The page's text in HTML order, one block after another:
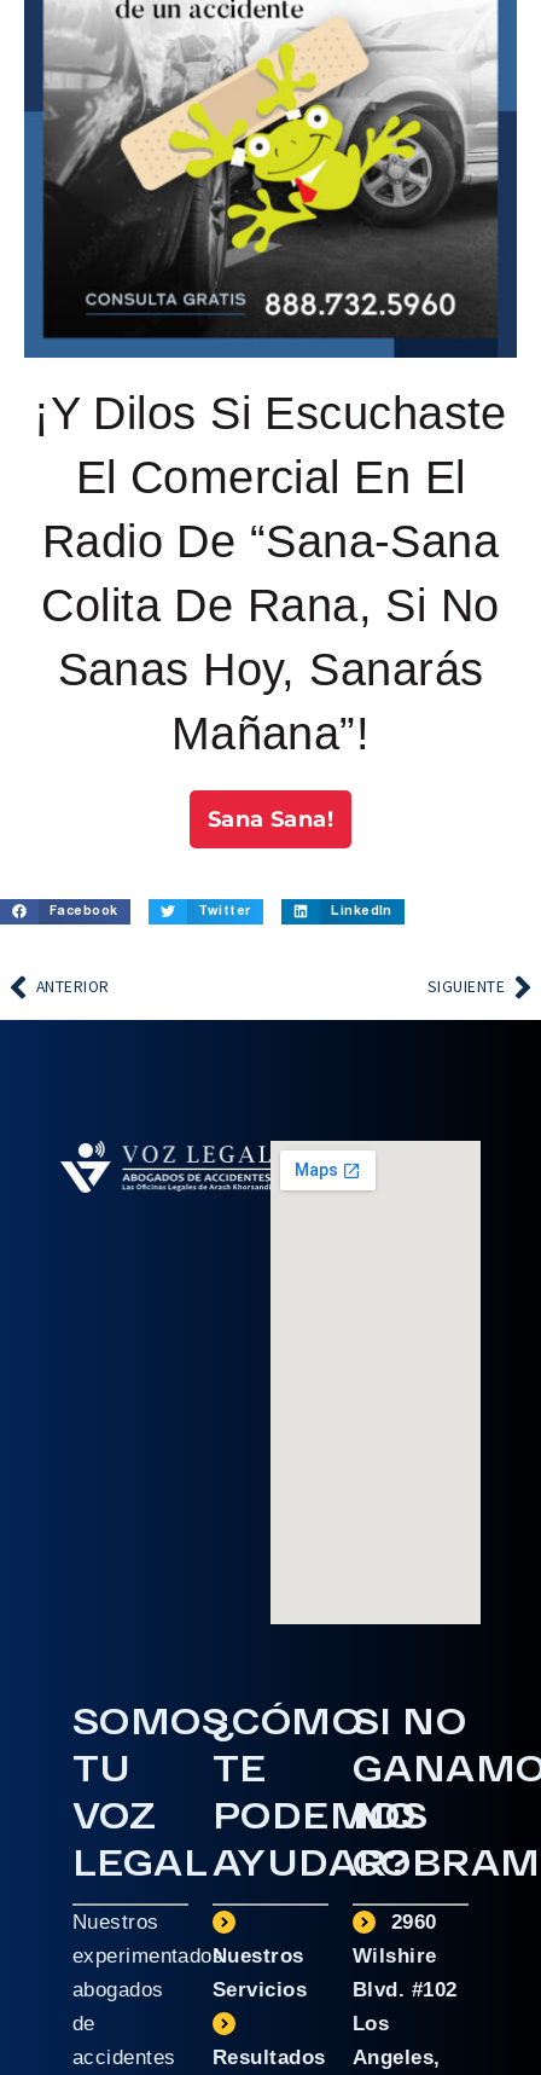
¡Y Dilos Si Escuchaste
El Comercial En El
Radio De “Sana-Sana
Colita De Rana, Si No
Sanas Hoy, Sanarás
Mañana”!
Sana Sana!
Facebook Twitter LinkedIn
ANTERIOR SIGUIENTE
SOMOS
TU
VOZ
LEGAL
Nuestros
experimentados
abogados
de
accidentes
¿CÓMO
TE
PODEMOS
AYUDAR?
Nuestros
Servicios
Resultados
SI NO
NO
2960
Wilshire
Blvd. #102
Los
Angeles,